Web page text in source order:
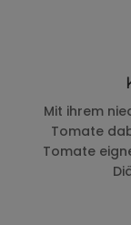
Mit ihrem
Tomate
Tomate